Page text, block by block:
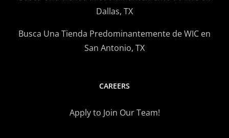
Dallas, TX
Busca Una Tienda Predominantemente de WIC en
San Antonio, TX
CAREERS
Apply to Join Our Team!